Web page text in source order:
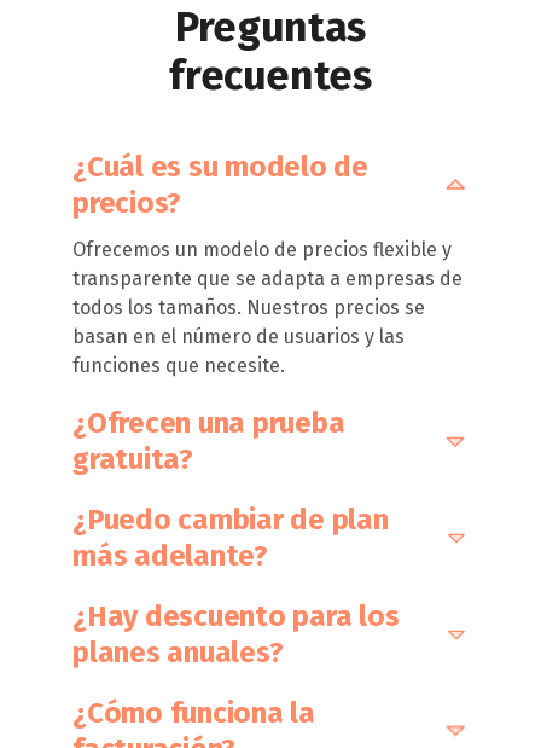
Preguntas
frecuentes
¿Cuál es su modelo de
precios?
Ofrecemos un modelo de precios flexible y
transparente que se adapta a empresas de
todos los tamaños. Nuestros precios se
basan en el número de usuarios y las
funciones que necesite.
¿Ofrecen una prueba
gratuita?
Por supuesto. Le ofrecemos 30 días de
prueba gratuita para que pueda conocer
todos nuestros servicios antes de
¿Puedo cambiar de plan
más adelante?
Por supuesto. Tiene la libertad de ampliar o
reducir su plan en cualquier momento para
adaptarlo mejor a sus necesidades
¿Hay descuento para los
planes anuales?
Sí, recompensamos a los clientes que optan
por una suscripción anual con un
¿Cómo funciona la